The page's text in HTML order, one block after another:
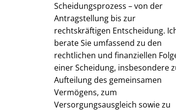
Scheidungsprozess – von der
Antragstellung bis zur
rechtskräftigen Entscheidung.
berate Sie umfassend zu den
rechtlichen und finanziellen
einer Scheidung, insbesondere
Aufteilung des gemeinsamen
Vermögens, zum
Versorgungsausgleich sowie zu